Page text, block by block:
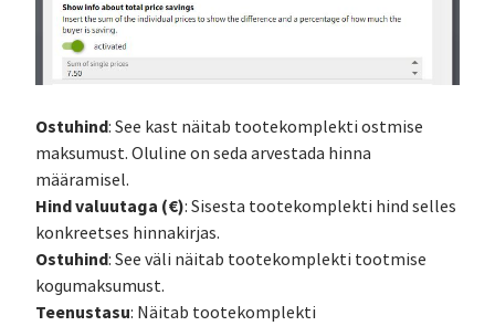
Ostuhind: See kast näitab tootekomplekti ostmise
maksumust. Oluline on seda arvestada hinna
määramisel.
Hind valuutaga (€): Sisesta tootekomplekti hind selles
konkreetses hinnakirjas.
Ostuhind: See väli näitab tootekomplekti tootmise
kogumaksumust.
Teenustasu: Näitab tootekomplekti